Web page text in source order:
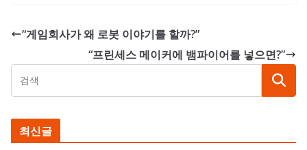
“게임회사가 왜 로봇 이야기를 할까?”
“프린세스 메이커에 뱀파이어를 넣으면?”
최신글